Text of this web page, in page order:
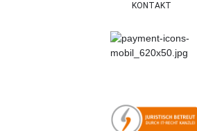
KONTAKT